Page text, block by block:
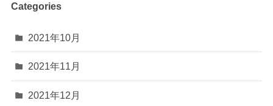
Categories
2021年10月
2021年11月
2021年12月